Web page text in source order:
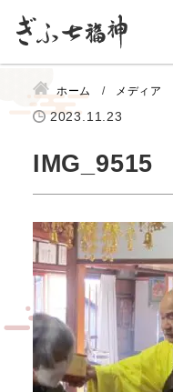
ホーム メディア
2023.11.23
IMG_9515